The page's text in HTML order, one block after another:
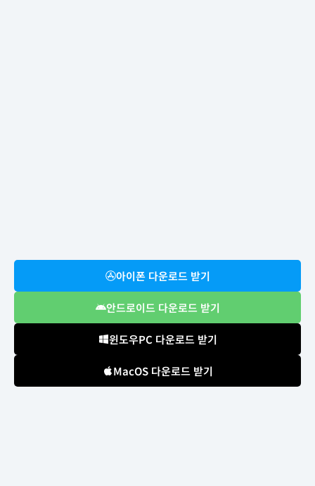
아이폰 다운로드 받기
안드로이드 다운로드 받기
윈도우PC 다운로드 받기
MacOS 다운로드 받기